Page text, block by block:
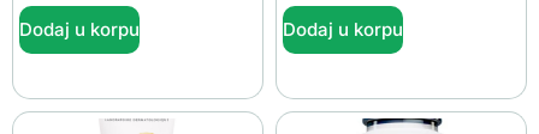
Dodaj u korpu Dodaj u korpu